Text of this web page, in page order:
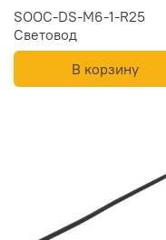
SOOC-DS-M6-1-R25
Световод
В корзину